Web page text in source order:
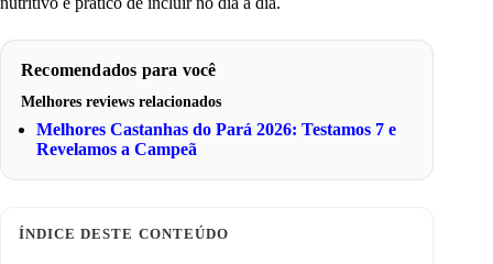
Recomendados para você
Melhores reviews relacionados
Melhores Castanhas do Pará 2026: Testamos 7 e
Revelamos a Campeã